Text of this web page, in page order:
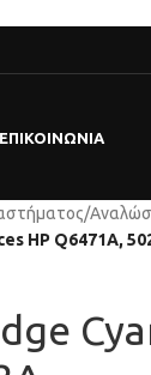
ΕΠΙΚΟΙΝΩΝΊΑ
/
HP Q6471A,